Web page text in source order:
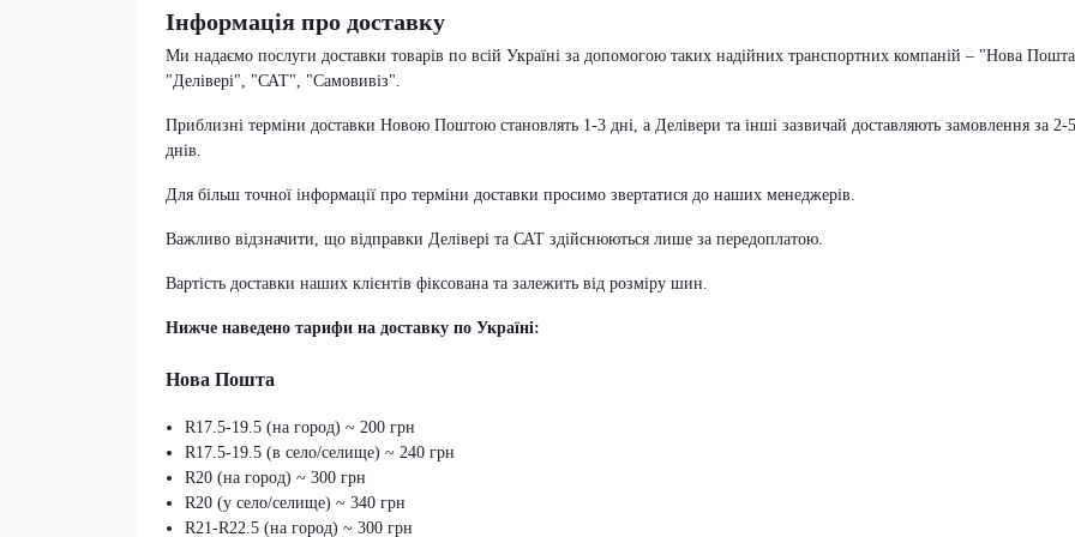
Інформація про доставку
Ми надаємо послуги доставки товарів по всій Україні за допомогою таких надійних транспортних компаній – "Нова
"Делівері", "САТ", "Самовивіз".
Приблизні терміни доставки Новою Поштою становлять 1-3 дні, а Делівери та інші зазвичай доставляють замовлення за 2-5
днів.
Для більш точної інформації про терміни доставки просимо звертатися до наших менеджерів.
Важливо відзначити, що відправки Делівері та САТ здійснюються лише за передоплатою.
Вартість доставки наших клієнтів фіксована та залежить від розміру шин.
Нижче наведено тарифи на доставку по Україні:
Нова Пошта
R17.5-19.5 (на город) ~ 200 грн
R17.5-19.5 (в село/селище) ~ 240 грн
R20 (на город) ~ 300 грн
R20 (у село/селище) ~ 340 грн
R21-R22.5 (на город) ~ 300 грн